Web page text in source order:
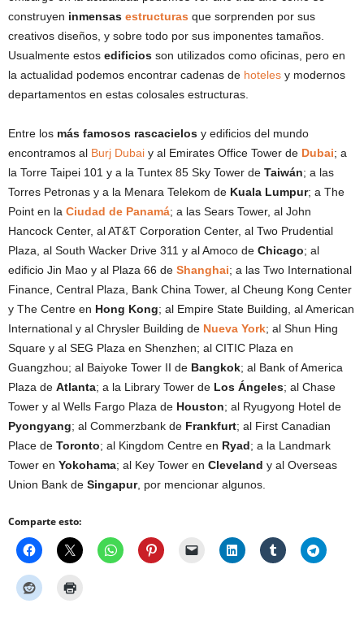
construyen inmensas estructuras que sorprenden por sus
creativos diseños, y sobre todo por sus imponentes tamaños.
Usualmente estos edificios son utilizados como oficinas, pero en
la actualidad podemos encontrar cadenas de hoteles y modernos
departamentos en estas colosales estructuras.
Entre los más famosos rascacielos y edificios del mundo
encontramos al Burj Dubai y al Emirates Office Tower de Dubai; a
la Torre Taipei 101 y a la Tuntex 85 Sky Tower de Taiwán; a las
Torres Petronas y a la Menara Telekom de Kuala Lumpur; a The
Point en la Ciudad de Panamá; a las Sears Tower, al John
Hancock Center, al AT&T Corporation Center, al Two Prudential
Plaza, al South Wacker Drive 311 y al Amoco de Chicago; al
edificio Jin Mao y al Plaza 66 de Shanghai; a las Two International
Finance, Central Plaza, Bank China Tower, al Cheung Kong Center
y The Centre en Hong Kong; al Empire State Building, al American
International y al Chrysler Building de Nueva York; al Shun Hing
Square y al SEG Plaza en Shenzhen; al CITIC Plaza en
Guangzhou; al Baiyoke Tower II de Bangkok; al Bank of America
Plaza de Atlanta; a la Library Tower de Los Ángeles; al Chase
Tower y al Wells Fargo Plaza de Houston; al Ryugyong Hotel de
Pyongyang; al Commerzbank de Frankfurt; al First Canadian
Place de Toronto; al Kingdom Centre en Ryad; a la Landmark
Tower en Yokohama; al Key Tower en Cleveland y al Overseas
Union Bank de Singapur, por mencionar algunos.
Comparte esto: